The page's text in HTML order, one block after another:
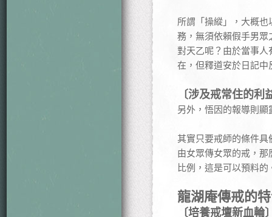
所謂「操縱」，大概
務，無須依賴假手男
對天乙呢？由於當事
在，但釋道安於日記中
〔涉及戒常住的利
另外，悟因的報導則
其實只要戒師的條件
由女眾傳女眾的戒，
比例，這是可以預料的
龍湖庵傳戒的
〔培養戒壇新血輪